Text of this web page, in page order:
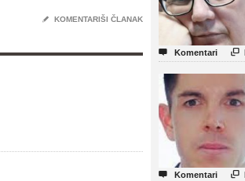
✎ KOMENTARIŠI ČLANAK
 Komentari 
 Komentari 